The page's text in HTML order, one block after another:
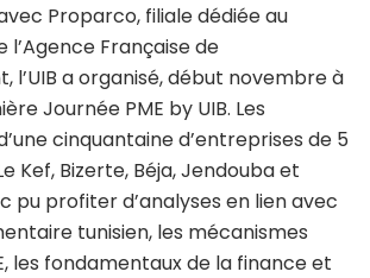
Proparco, filiale dédiée au
Française de
l’UIB a organisé, début novembre à
Journée PME by UIB. Les
cinquantaine d’entreprises de 5
Kef, Bizerte, Béja, Jendouba et
pu profiter d’analyses en lien avec
tunisien, les mécanismes
les fondamentaux de la finance et